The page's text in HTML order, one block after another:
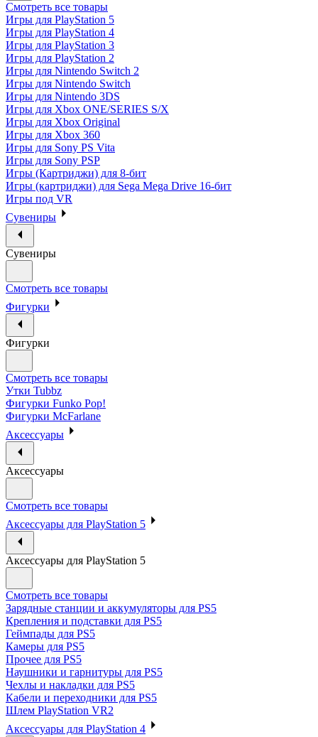
Смотреть все товары
Игры для PlayStation 5
Игры для PlayStation 4
Игры для PlayStation 3
Игры для PlayStation 2
Игры для Nintendo Switch 2
Игры для Nintendo Switch
Игры для Nintendo 3DS
Игры для Xbox ONE/SERIES S/X
Игры для Xbox Original
Игры для Xbox 360
Игры для Sony PS Vita
Игры для Sony PSP
Игры (Картриджи) для 8-бит
Игры (картриджи) для Sega Mega Drive 16-бит
Игры под VR
Сувениры
Сувениры
Смотреть все товары
Фигурки
Фигурки
Смотреть все товары
Утки Tubbz
Фигурки Funko Pop!
Фигурки McFarlane
Аксессуары
Аксессуары
Смотреть все товары
Аксессуары для PlayStation 5
Аксессуары для PlayStation 5
Смотреть все товары
Зарядные станции и аккумуляторы для PS5
Крепления и подставки для PS5
Геймпады для PS5
Камеры для PS5
Прочее для PS5
Наушники и гарнитуры для PS5
Чехлы и накладки для PS5
Кабели и переходники для PS5
Шлем PlayStation VR2
Аксессуары для PlayStation 4